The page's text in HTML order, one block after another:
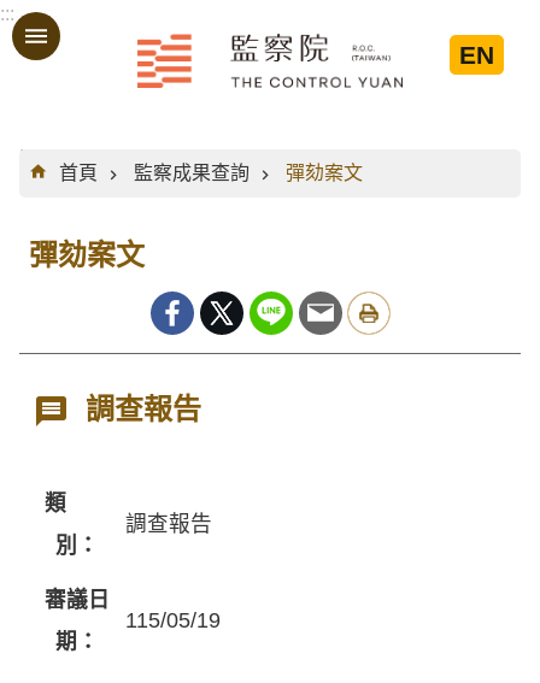
跳到主要內容區塊
:::
EN
:::
首頁
監察成果查詢 彈劾案文
彈劾案文
調查報告
類
別：
調查報告
審議日
期：
115/05/19